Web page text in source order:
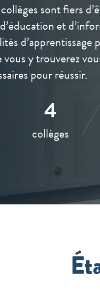
sont fiers
et
d’apprentissage
vous y trouverez
pour réussir.
4
collèges